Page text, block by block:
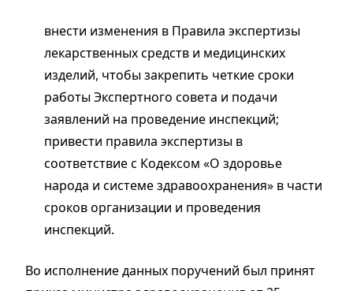
внести изменения в Правила экспертизы
лекарственных средств и медицинских
изделий, чтобы закрепить четкие сроки
работы Экспертного совета и подачи
заявлений на проведение инспекций;
привести правила экспертизы в
соответствие с Кодексом «О здоровье
народа и системе здравоохранения» в части
сроков организации и проведения
инспекций.
Во исполнение данных поручений был принят